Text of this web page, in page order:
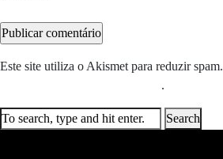
Este site utiliza o Akismet para reduzir spam.
.
Search